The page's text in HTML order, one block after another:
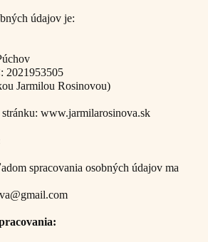
údajov je:
2021953505
Jarmilou Rosinovou)
www.jarmilarosinova.sk
spracovania osobných údajov ma